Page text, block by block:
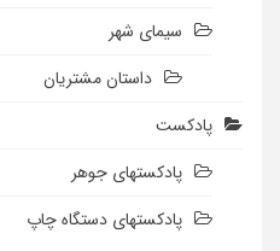
سیمای شهر
داستان مشتریان
پادکست
پادکستهای جوهر
پادکستهای دستگاه چاپ